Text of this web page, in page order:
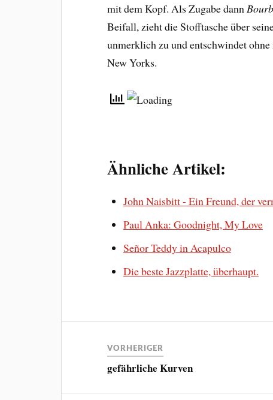
mit dem Kopf. Als Zugabe dann
Beifall, zieht die Stofftasche über
unmerklich zu und entschwindet
New Yorks.
Ähnliche Artikel:
John Naisbitt - Ein Freund, der
Paul Anka: Goodnight, My Love
Señor Teddy in Acapulco
Die beste Jazzplatte, überhaupt.
VORHERIGER
gefährliche Kurven